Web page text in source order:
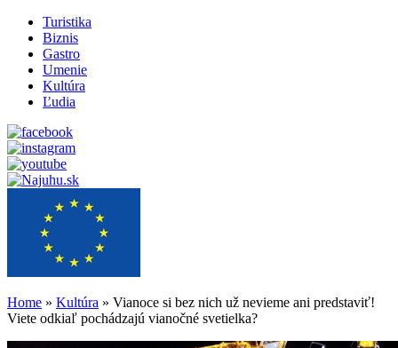
Turistika
Biznis
Gastro
Umenie
Kultúra
Ľudia
Home » Kultúra » Vianoce si bez nich už nevieme ani predstaviť!
Viete odkiaľ pochádzajú vianočné svetielka?